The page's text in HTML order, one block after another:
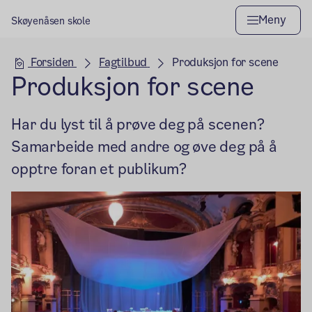
Skøyenåsen skole Meny
Hovedseksjon
Forsiden Fagtilbud Produksjon for scene
Produksjon for scene
Har du lyst til å prøve deg på scenen?
Samarbeide med andre og øve deg på å
opptre foran et publikum?